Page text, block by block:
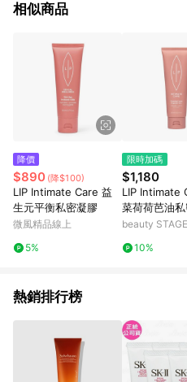
台灣樂天市場，並在同一瀏覽器於24
市場 45 天內完成訂單出貨及結帳，則不
使用APP、或中途瀏覽比價網、回
由網頁版(電腦版/手機版網頁)切換
無法進行 LINE POINTS 回饋。 (5) LINE 購物為購物資訊整合性
平台，商品資料更新會有時間差，如
位、贈品與台灣樂天市場銷售網頁不
(6) 導購訂單已逾 365 天，根據台灣
點數回饋或點數回饋有爭議，台灣樂
追訴之權利，活動詳情以樂天市場網
相似商品
降價
$890 (降$100)
LIP Intimate Care 益
生元平衡私密凝膠
微風精品線上
5%
限時加碼
$1,180
LIP Intimate
菜荷荷芭油私
1
beauty
10%
熱銷排行榜